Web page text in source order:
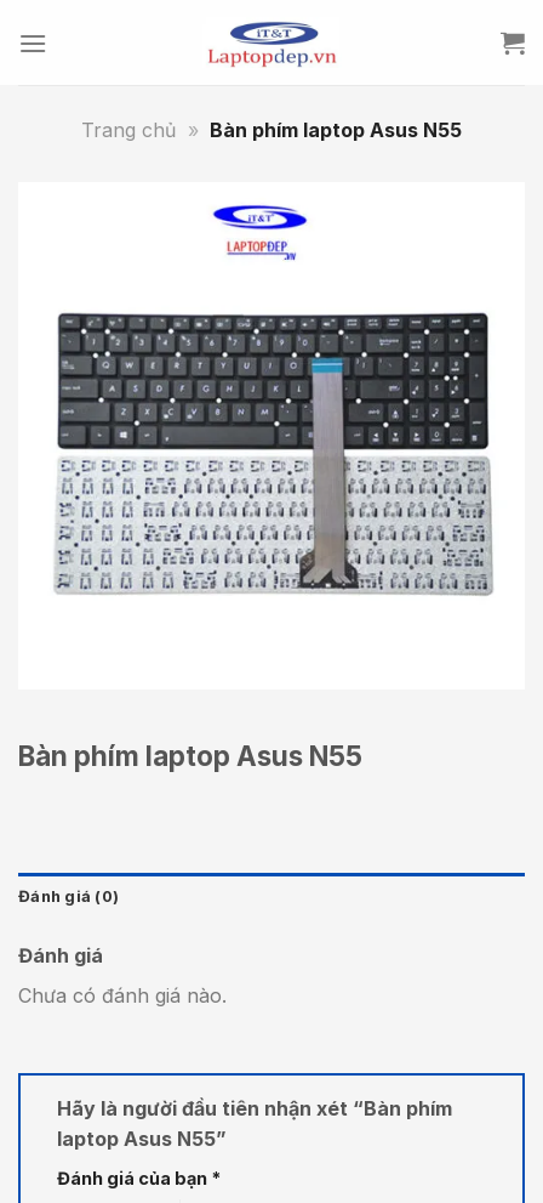
Trang chủ » Bàn phím laptop Asus N55
Bàn phím laptop Asus N55
Đánh giá (0)
Đánh giá
Chưa có đánh giá nào.
Hãy là người đầu tiên nhận xét “Bàn phím
laptop Asus N55”
Đánh giá của bạn *